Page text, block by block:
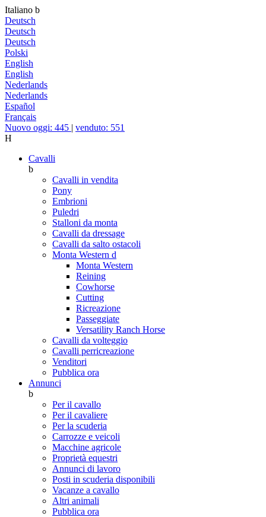
Italiano b
Deutsch
Deutsch
Deutsch
Polski
English
English
Nederlands
Nederlands
Español
Français
Nuovo oggi: 445 | venduto: 551
H
Cavalli
b
Cavalli in vendita
Pony
Embrioni
Puledri
Stalloni da monta
Cavalli da dressage
Cavalli da salto ostacoli
Monta Western d
Monta Western
Reining
Cowhorse
Cutting
Ricreazione
Passeggiate
Versatility Ranch Horse
Cavalli da volteggio
Cavalli perricreazione
Venditori
Pubblica ora
Annunci
b
Per il cavallo
Per il cavaliere
Per la scuderia
Carrozze e veicoli
Macchine agricole
Proprietà equestri
Annunci di lavoro
Posti in scuderia disponibili
Vacanze a cavallo
Altri animali
Pubblica ora